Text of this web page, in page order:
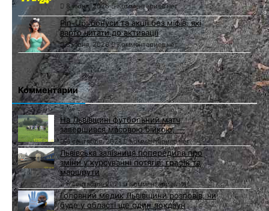
8 июня, 2026 Комментариев нет
Pin-Up: бонуси та акції без міфів, які
варто читати до активації
8 июня, 2026 Комментариев нет
Комментарии
На Львівщині футбольний матч
завершився масовою бійкою, —
6 сентября, 2021 Комментариев нет
Львівська залізниця попередила про
зміни у курсуванні потягів: графік та
маршрути
6 сентября, 2021 Комментариев нет
Головний медик Львівщини розповів, чи
буде у області ще один локдаун